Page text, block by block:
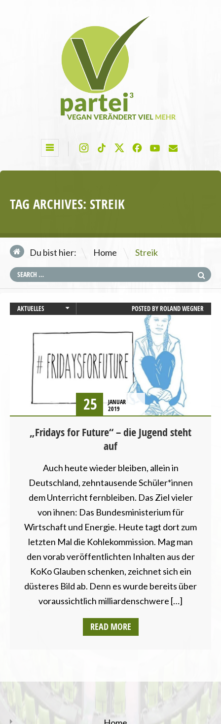
TAG ARCHIVES: STREIK
Du bist hier: Home \ Streik
AKTUELLES
VERANSTALTUNGEN
POSTED BYROLAND WEGNER
25
JANUAR
2019
„Fridays for Future“ – die Jugend steht
auf
Auch heute wieder bleiben, allein in
Deutschland, zehntausende Schüler*innen
dem Unterricht fernbleiben. Das Ziel vieler
von ihnen: Das Bundesministerium für
Wirtschaft und Energie. Heute tagt dort zum
letzten Mal die Kohlekommission. Mag man
den vorab veröffentlichten Inhalten aus der
KoKo Glauben schenken, zeichnet sich ein
düsteres Bild ab. Denn es wurde bereits über
voraussichtlich milliardenschwere […]
READ MORE